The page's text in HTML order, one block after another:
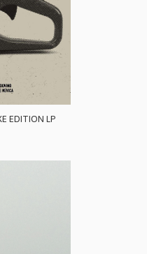
EDITION LP